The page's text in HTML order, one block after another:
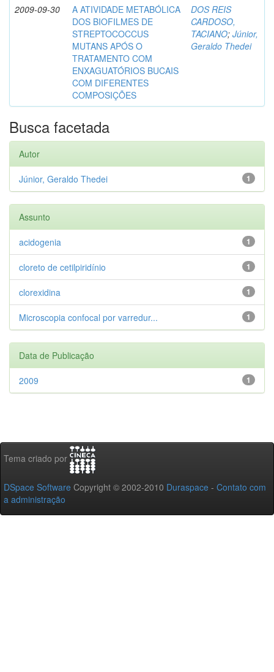
2009-09-30
A ATIVIDADE METABÓLICA
DOS BIOFILMES DE
STREPTOCOCCUS
MUTANS APÓS O
TRATAMENTO COM
ENXAGUATÓRIOS BUCAIS
COM DIFERENTES
COMPOSIÇÕES
DOS REIS
CARDOSO,
TACIANO; Júnior,
Geraldo Thedei
Busca facetada
Autor
1
Júnior, Geraldo Thedei
Assunto
1
acidogenia
1
cloreto de cetilpiridínio
1
clorexidina
1
Microscopia confocal por varredur...
Data de Publicação
1
2009
Tema criado por
DSpace Software Copyright © 2002-2010 Duraspace - Contato com
a administração